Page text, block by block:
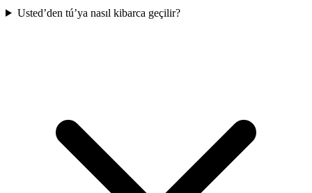
Usted’den tú’ya nasıl kibarca geçilir?